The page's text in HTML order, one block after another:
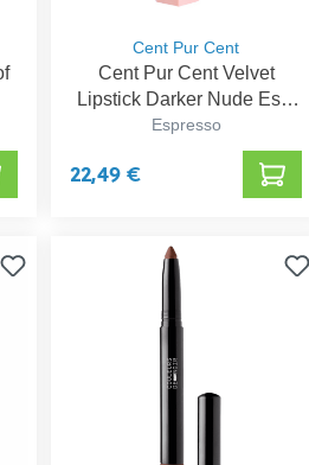
Cent Pur Cent
Cent Pur Cent Velvet
Lipstick Darker Nude Esp.
3ml
Espresso
22,49 €